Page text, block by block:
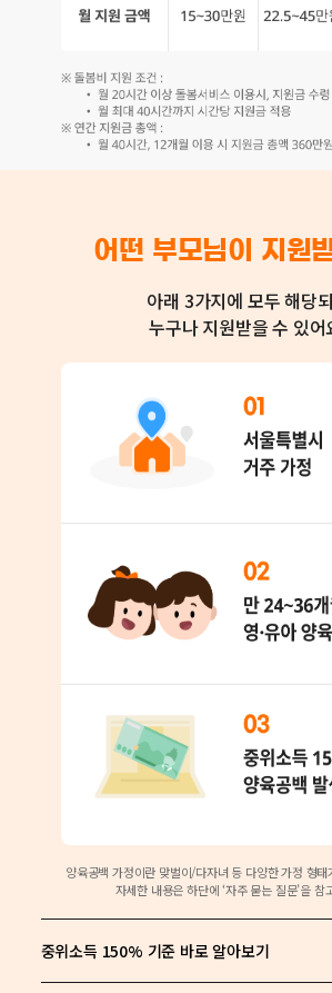
어떤 부모님이 지원
아래 3가지에 모두 해당
누구나 지원받을 수 있어
양육공백 가정이란 맞벌이/다자녀 등 다양한 가정 형태
자세한 내용은 하단에 ‘자주 묻는 질문’을 참
중위소득 150% 기준 바로 알아보기